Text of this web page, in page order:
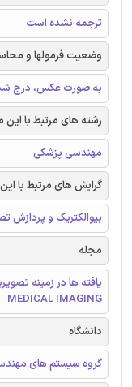
ترجمه نشده است
وضعیت فرمولها و
به صورت عکس، درج
رشته های مرتبط با این
مهندسی پزشکی
گرایش های مرتبط با
بیوالکتریک و پردازش
مجله
MEDICAL IMAGING
دانشگاه
گروه سیستم های